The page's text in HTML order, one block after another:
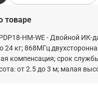
товаре
HM-WE - Двойной
кг; 868МГц
компенсация; срок
от 2.5 до 3 м; малая